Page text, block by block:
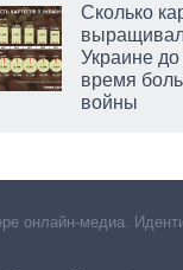
Сколько
Украине
время
войны
онлайн-медиа.